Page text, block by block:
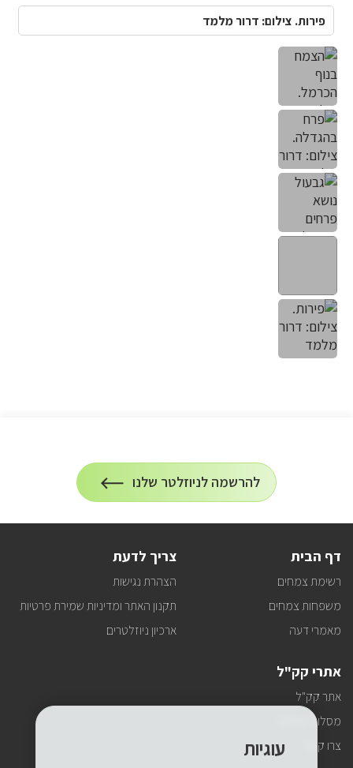
פירות. צילום: דרור מלמד
הרשמה
להרשמה לניוזלטר שלנו
על
הרשמה
דף הבית
רשימת צמחים
משפחות צמחים
מאמרי דעה
צריך לדעת
הצהרת נגישות
תקנון האתר ומדיניות שמירת פרטיות
ארכיון ניוזלטרים
אתרי קק"ל
אתר קק"ל
מסלולי טיולים
צרו קשר
עוגיות